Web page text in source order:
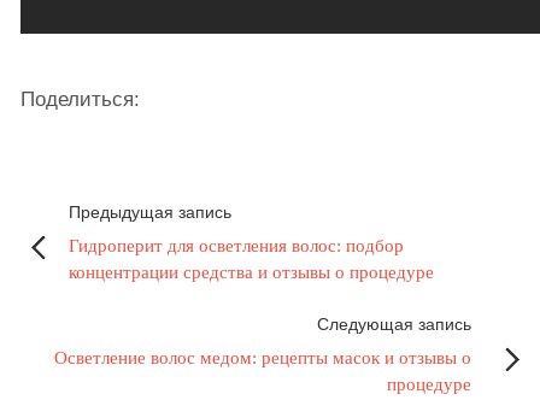
Поделиться:
Предыдущая запись
Гидроперит для осветления волос: подбор
концентрации средства и отзывы о процедуре
Следующая запись
Осветление волос медом: рецепты масок и отзывы о
процедуре